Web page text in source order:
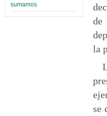
sumamos
la
se